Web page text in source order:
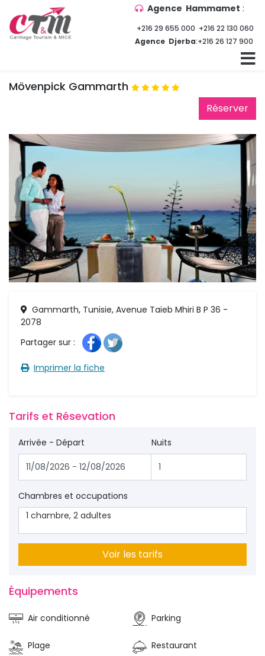
Agence Hammamet :
+216 29 655 000 +216 22 130 060
Agence Djerba:+216 26 127 900
Mövenpick Gammarth
Réserver
Gammarth, Tunisie, Avenue Taieb Mhiri B P 36 -
2078
Partager sur :
Imprimer la fiche
Tarifs et Résevation
Arrivée - Départ Nuits
Chambres et occupations
1 chambre, 2 adultes
Voir les tarifs
Équipements
Air conditionné Parking
Plage Restaurant